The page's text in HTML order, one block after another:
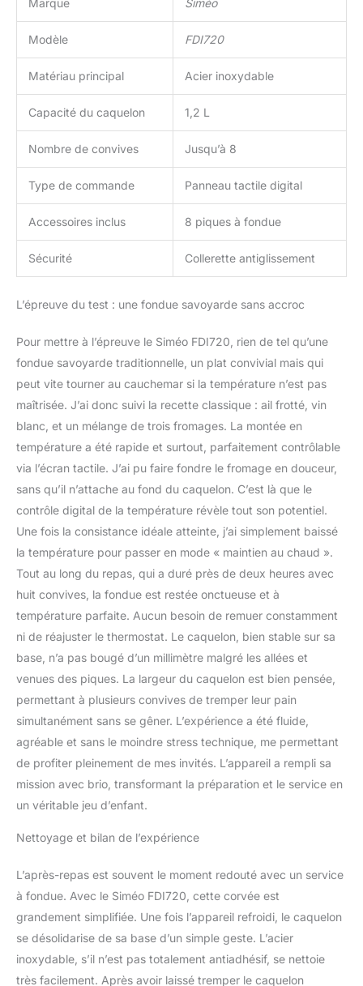
Modèle FDI720
Matériau principal Acier inoxydable
Capacité du caquelon 1,2 L
Nombre de convives Jusqu’à 8
Type de commande Panneau tactile digital
Accessoires inclus 8 piques à fondue
Sécurité Collerette antiglissement
L’épreuve du test : une fondue savoyarde sans accroc
Pour mettre à l’épreuve le Siméo FDI720, rien de tel qu’une
fondue savoyarde traditionnelle, un plat convivial mais qui
peut vite tourner au cauchemar si la température n’est pas
maîtrisée. J’ai donc suivi la recette classique : ail frotté, vin
blanc, et un mélange de trois fromages. La montée en
température a été rapide et surtout, parfaitement contrôlable
via l’écran tactile. J’ai pu faire fondre le fromage en douceur,
sans qu’il n’attache au fond du caquelon. C’est là que le
contrôle digital de la température révèle tout son potentiel.
Une fois la consistance idéale atteinte, j’ai simplement baissé
la température pour passer en mode « maintien au chaud ».
Tout au long du repas, qui a duré près de deux heures avec
huit convives, la fondue est restée onctueuse et à
température parfaite. Aucun besoin de remuer constamment
ni de réajuster le thermostat. Le caquelon, bien stable sur sa
base, n’a pas bougé d’un millimètre malgré les allées et
venues des piques. La largeur du caquelon est bien pensée,
permettant à plusieurs convives de tremper leur pain
simultanément sans se gêner. L’expérience a été fluide,
agréable et sans le moindre stress technique, me permettant
de profiter pleinement de mes invités. L’appareil a rempli sa
mission avec brio, transformant la préparation et le service en
un véritable jeu d’enfant.
Nettoyage et bilan de l’expérience
L’après-repas est souvent le moment redouté avec un service
à fondue. Avec le Siméo FDI720, cette corvée est
grandement simplifiée. Une fois l’appareil refroidi, le caquelon
se désolidarise de sa base d’un simple geste. L’acier
inoxydable, s’il n’est pas totalement antiadhésif, se nettoie
très facilement. Après avoir laissé tremper le caquelon